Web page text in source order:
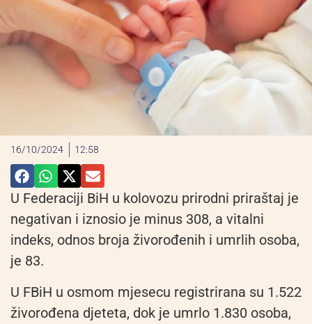
16/10/2024 12:58
U Federaciji BiH u kolovozu prirodni priraštaj je
negativan i iznosio je minus 308, a vitalni
indeks, odnos broja živorođenih i umrlih osoba,
je 83.
U FBiH u osmom mjesecu registrirana su 1.522
živorođena djeteta, dok je umrlo 1.830 osoba,